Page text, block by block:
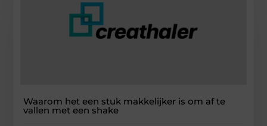
Waarom het een stuk makkelijker is om af te
vallen met een shake